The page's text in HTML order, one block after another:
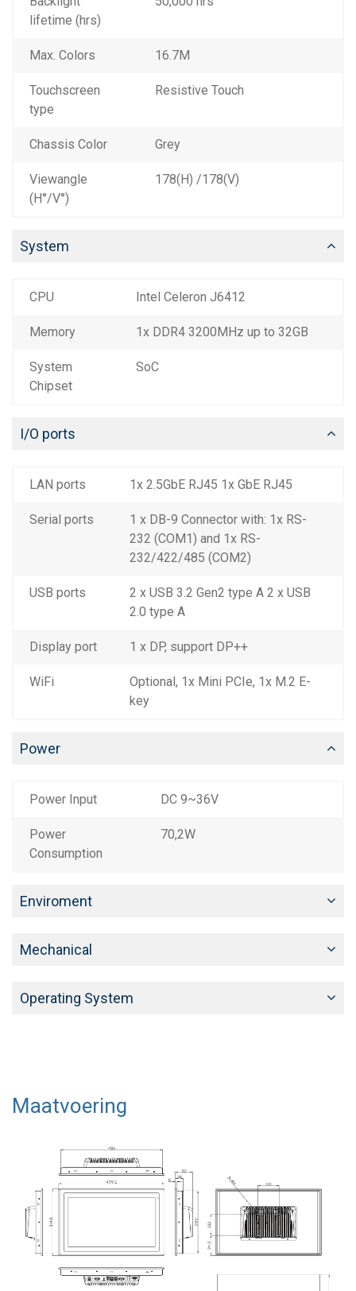
lifetime (hrs)
Max. Colors 16.7M
Touchscreen
type
Resistive Touch
Chassis Color Grey
Viewangle
(H°/V°)
178(H) /178(V)
System
CPU Intel Celeron J6412
Memory 1x DDR4 3200MHz up to 32GB
System
Chipset
SoC
I/O ports
LAN ports 1x 2.5GbE RJ45 1x GbE RJ45
Serial ports
1 x DB-9 Connector with: 1x RS-
232 (COM1) and 1x RS-
232/422/485 (COM2)
USB ports
2 x USB 3.2 Gen2 type A 2 x USB
2.0 type A
Display port 1 x DP, support DP++
WiFi
Optional, 1x Mini PCIe, 1x M.2 E-
key
Power
Power Input DC 9~36V
Power
Consumption
70,2W
Enviroment
Mechanical
Operating System
Maatvoering